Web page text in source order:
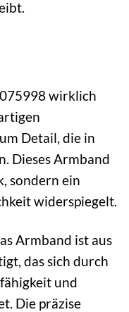
wirklich
Detail, die in
Dieses Armband
sondern ein
widerspiegelt.
Armband ist aus
das sich durch
und
Die präzise